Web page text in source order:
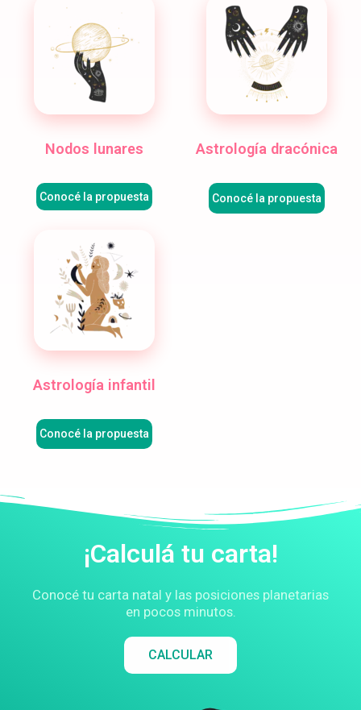
Nodos lunares
Conocé la propuesta
Astrología dracónica
Conocé la propuesta
Astrología infantil
Conocé la propuesta
¡Calculá tu carta!
Conocé tu carta natal y las posiciones planetarias
en pocos minutos.
CALCULAR